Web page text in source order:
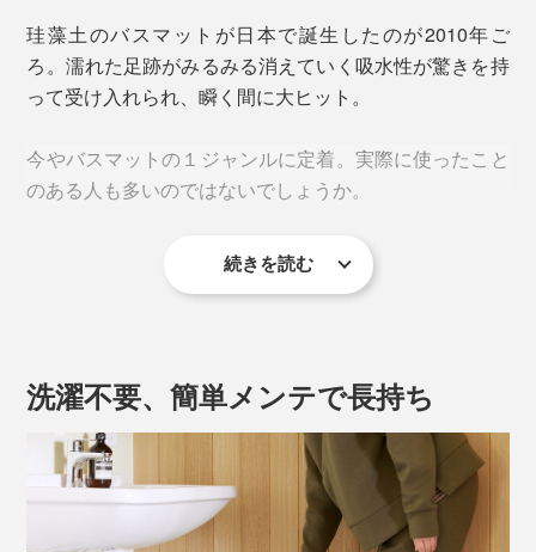
乾燥させています。
吸水性の高いバスマットといえば「珪藻土」が思い浮か
びますが、アスベスト問題をきっかけに、次なる新素材
開発がスタート。
珪藻土のバスマットが日本で誕生したのが2010年ご
ろ。濡れた足跡がみるみる消えていく吸水性が驚きを持
って受け入れられ、瞬く間に大ヒット。
今やバスマットの１ジャンルに定着。実際に使ったこと
のある人も多いのではないでしょうか。
『Lava Stone ser.』のバスマットは、その珪藻土を吸水
『Lava Stone ser.』と珪藻土の性能比較
続きを読む
洗濯不要、簡単メンテで長持ち